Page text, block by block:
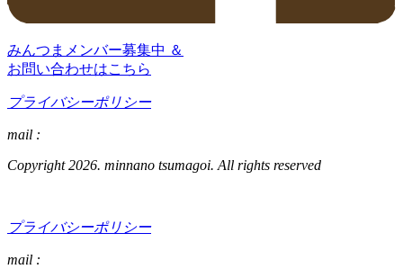
みんつまメンバー募集中 ＆
お問い合わせはこちら
プライバシーポリシー
mail :
Copyright 2026. minnano tsumagoi. All rights reserved
プライバシーポリシー
mail :